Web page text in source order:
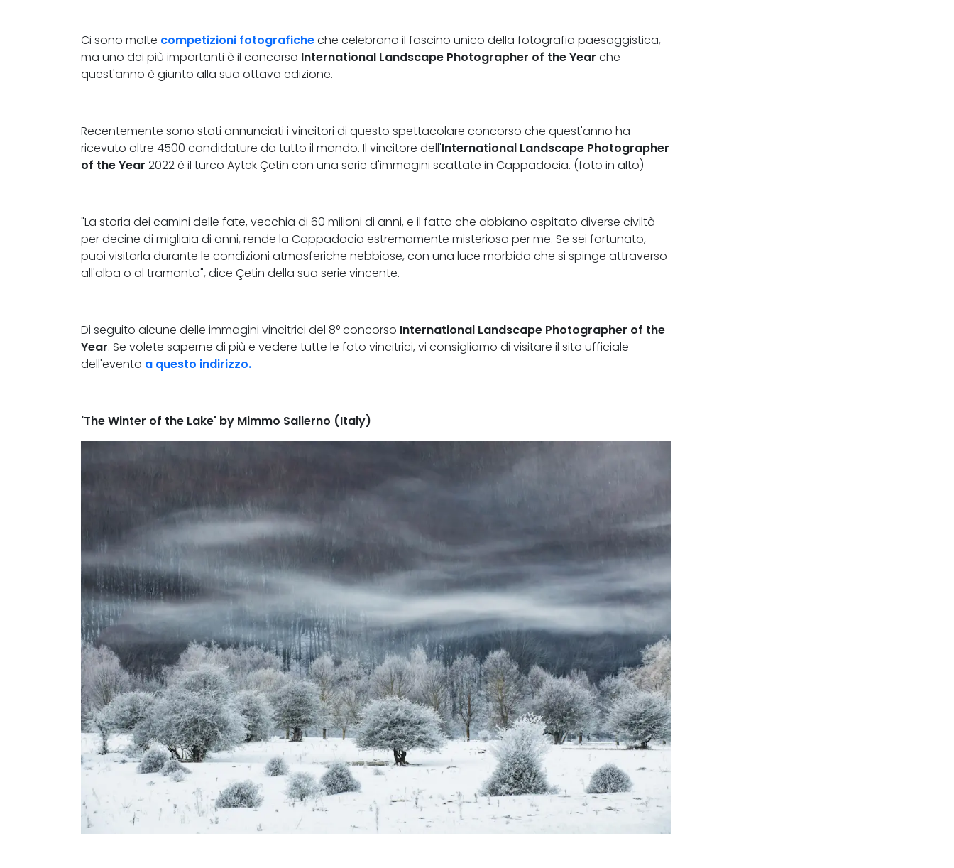
Ci sono molte competizioni fotograficheche celebrano il fascino unico della fotografia paesaggistica,
ma uno dei più importanti è il concorso International Landscape Photographer of the Year che
quest'anno è giunto alla sua ottava edizione.
Recentemente sono stati annunciati i vincitori di questo spettacolare concorso che quest'anno ha
ricevuto oltre 4500 candidature da tutto il mondo. Il vincitore dell'International Landscape Photographer
of the Year 2022 è il turco Aytek Çetin con una serie d'immagini scattate in Cappadocia. (foto in alto)
"La storia dei camini delle fate, vecchia di 60 milioni di anni, e il fatto che abbiano ospitato diverse civiltà
per decine di migliaia di anni, rende la Cappadocia estremamente misteriosa per me. Se sei fortunato,
puoi visitarla durante le condizioni atmosferiche nebbiose, con una luce morbida che si spinge attraverso
all'alba o al tramonto", dice Çetin della sua serie vincente.
Di seguito alcune delle immagini vincitrici del 8° concorso International Landscape Photographer of the
Year. Se volete saperne di più e vedere tutte le foto vincitrici, vi consigliamo di visitare il sito ufficiale
dell'evento a questo indirizzo.
'The Winter of the Lake' by Mimmo Salierno (Italy)